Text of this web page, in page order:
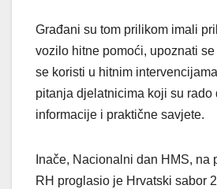
Građani su tom prilikom imali
vozilo hitne pomoći, upoznati
se koristi u hitnim
pitanja djelatnicima koji su
informacije i praktične savjete.
Inače, Nacionalni dan HMS, na
RH proglasio je Hrvatski sabor